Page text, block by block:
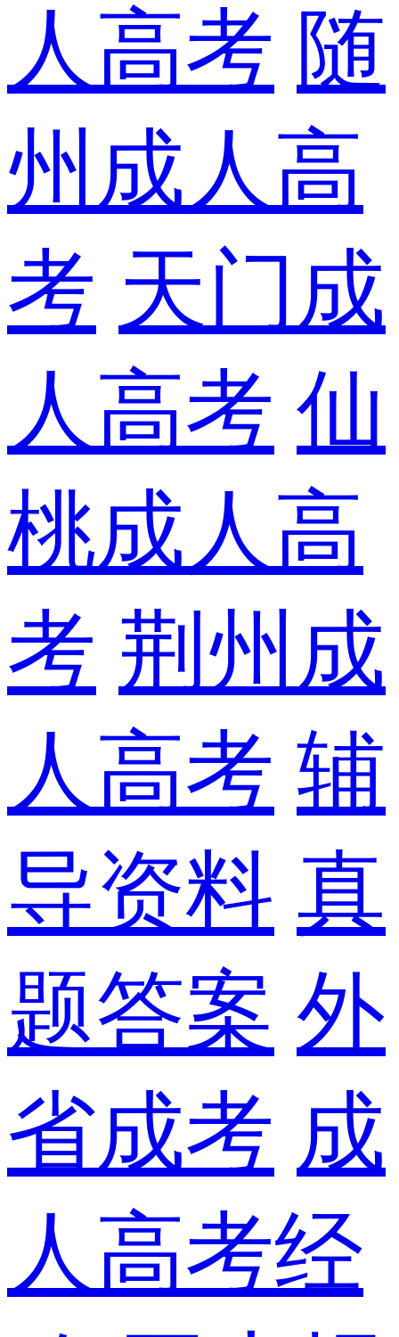
人高考 随
州成人高
考 天门成
人高考 仙
桃成人高
考 荆州成
人高考 辅
导资料 真
题答案 外
省成考 成
人高考经